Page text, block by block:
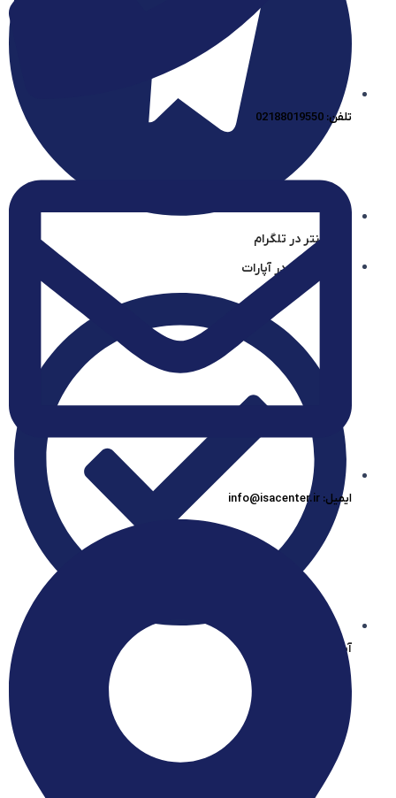
آیساسنتر در تلگرام
آیساسنتر در آپارات
آیساسنتر در بله
تلفن: 02188019550
ایمیل: info@isacenter.ir